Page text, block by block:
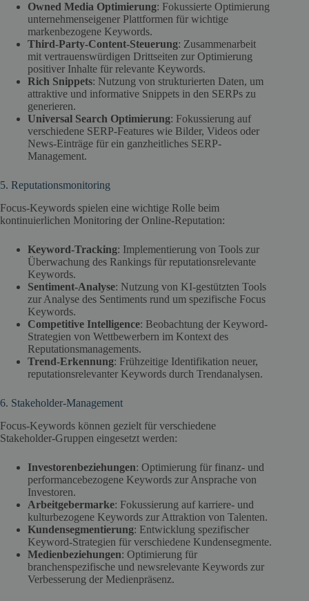
Owned Media Optimierung: Fokussierte Optimierung
unternehmenseigener Plattformen für wichtige
markenbezogene Keywords.
Third-Party-Content-Steuerung: Zusammenarbeit
mit vertrauenswürdigen Drittseiten zur Optimierung
positiver Inhalte für relevante Keywords.
Rich Snippets: Nutzung von strukturierten Daten, um
attraktive und informative Snippets in den SERPs zu
generieren.
Universal Search Optimierung: Fokussierung auf
verschiedene SERP-Features wie Bilder, Videos oder
News-Einträge für ein ganzheitliches SERP-
Management.
5. Reputationsmonitoring
Focus-Keywords spielen eine wichtige Rolle beim
kontinuierlichen Monitoring der Online-Reputation:
Keyword-Tracking: Implementierung von Tools zur
Überwachung des Rankings für reputationsrelevante
Keywords.
Sentiment-Analyse: Nutzung von KI-gestützten Tools
zur Analyse des Sentiments rund um spezifische Focus
Keywords.
Competitive Intelligence: Beobachtung der Keyword-
Strategien von Wettbewerbern im Kontext des
Reputationsmanagements.
Trend-Erkennung: Frühzeitige Identifikation neuer,
reputationsrelevanter Keywords durch Trendanalysen.
6. Stakeholder-Management
Focus-Keywords können gezielt für verschiedene
Stakeholder-Gruppen eingesetzt werden:
Investorenbeziehungen: Optimierung für finanz- und
performancebezogene Keywords zur Ansprache von
Investoren.
Arbeitgebermarke: Fokussierung auf karriere- und
kulturbezogene Keywords zur Attraktion von Talenten.
Kundensegmentierung: Entwicklung spezifischer
Keyword-Strategien für verschiedene Kundensegmente.
Medienbeziehungen: Optimierung für
branchenspezifische und newsrelevante Keywords zur
Verbesserung der Medienpräsenz.